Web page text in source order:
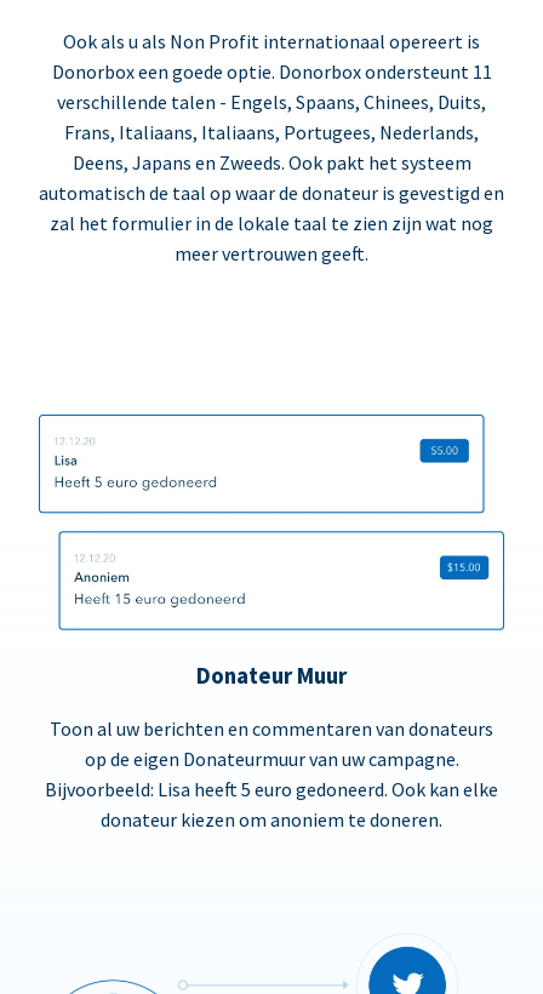
Ook als u als Non Profit internationaal opereert is
Donorbox een goede optie. Donorbox ondersteunt 11
verschillende talen - Engels, Spaans, Chinees, Duits,
Frans, Italiaans, Italiaans, Portugees, Nederlands,
Deens, Japans en Zweeds. Ook pakt het systeem
automatisch de taal op waar de donateur is gevestigd en
zal het formulier in de lokale taal te zien zijn wat nog
meer vertrouwen geeft.
Donateur Muur
Toon al uw berichten en commentaren van donateurs
op de eigen Donateurmuur van uw campagne.
Bijvoorbeeld: Lisa heeft 5 euro gedoneerd. Ook kan elke
donateur kiezen om anoniem te doneren.